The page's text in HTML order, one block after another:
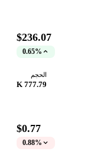
$236.07
0.65%
777.79 K
$0.77
0.88%